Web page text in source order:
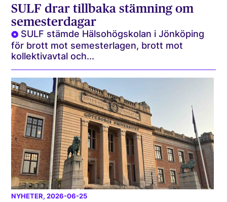
SULF drar tillbaka stämning om
semesterdagar
SULF stämde Hälsohögskolan i Jönköping
för brott mot semesterlagen, brott mot
kollektivavtal och...
NYHETER, 2026-06-25